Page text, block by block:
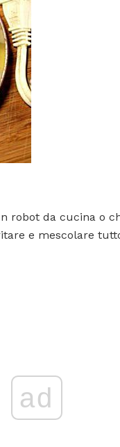
robot da cucina o
e mescolare
ad